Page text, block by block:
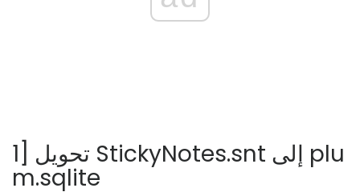
1] تحويل StickyNotes.snt إلى plu
m.sqlite